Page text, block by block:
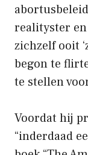
realityster
zichzelf ooit
begon te
te stellen
Voordat hij
“inderdaad